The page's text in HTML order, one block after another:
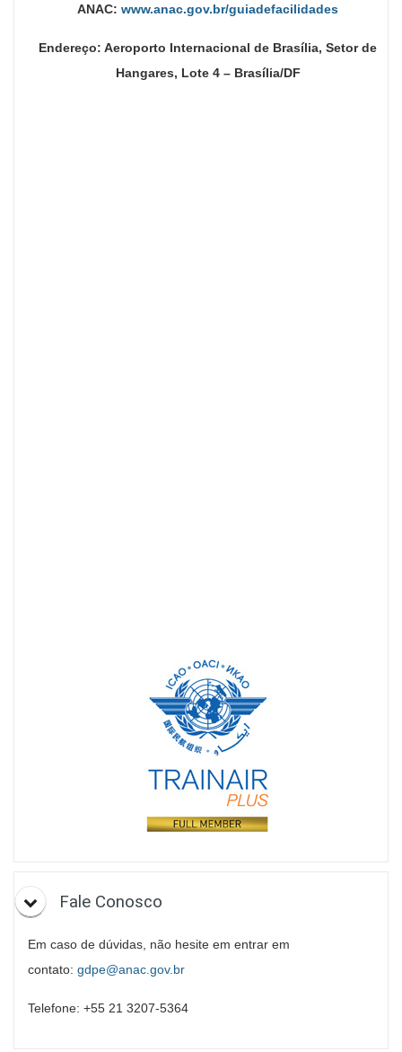
ANAC: www.anac.gov.br/guiadefacilidades
Endereço: Aeroporto Internacional de Brasília, Setor de
Hangares, Lote 4 – Brasília/DF
Fale Conosco
Em caso de dúvidas, não hesite em entrar em
contato: gdpe@anac.gov.br
Telefone: +55 21 3207-5364